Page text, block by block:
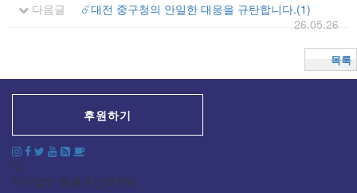
다음글
☄️대전 중구청의 안일한 대응을 규탄합니다.(1)
26.05.26
목록
후원하기
사단법인 동물권단체케어